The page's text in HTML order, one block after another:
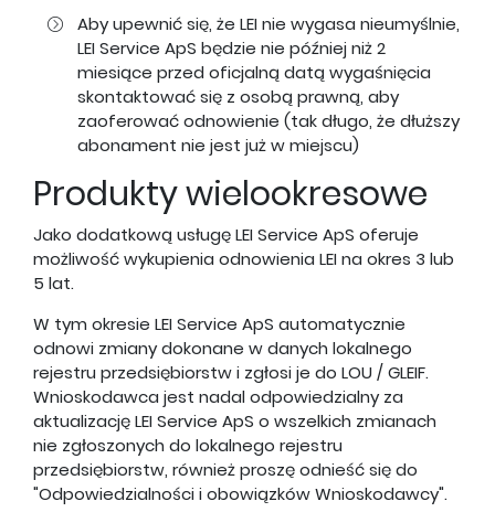
Aby upewnić się, że LEI nie wygasa nieumyślnie,
LEI Service ApS będzie nie później niż 2
miesiące przed oficjalną datą wygaśnięcia
skontaktować się z osobą prawną, aby
zaoferować odnowienie (tak długo, że dłuższy
abonament nie jest już w miejscu)
Produkty wielookresowe
Jako dodatkową usługę LEI Service ApS oferuje
możliwość wykupienia odnowienia LEI na okres 3 lub
5 lat.
W tym okresie LEI Service ApS automatycznie
odnowi zmiany dokonane w danych lokalnego
rejestru przedsiębiorstw i zgłosi je do LOU / GLEIF.
Wnioskodawca jest nadal odpowiedzialny za
aktualizację LEI Service ApS o wszelkich zmianach
nie zgłoszonych do lokalnego rejestru
przedsiębiorstw, również proszę odnieść się do
"Odpowiedzialności i obowiązków Wnioskodawcy".